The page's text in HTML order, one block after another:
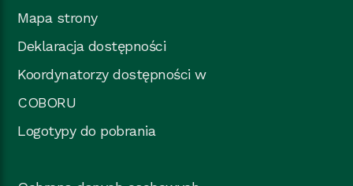
Mapa strony
Deklaracja dostępności
Koordynatorzy dostępności w
COBORU
Logotypy do pobrania